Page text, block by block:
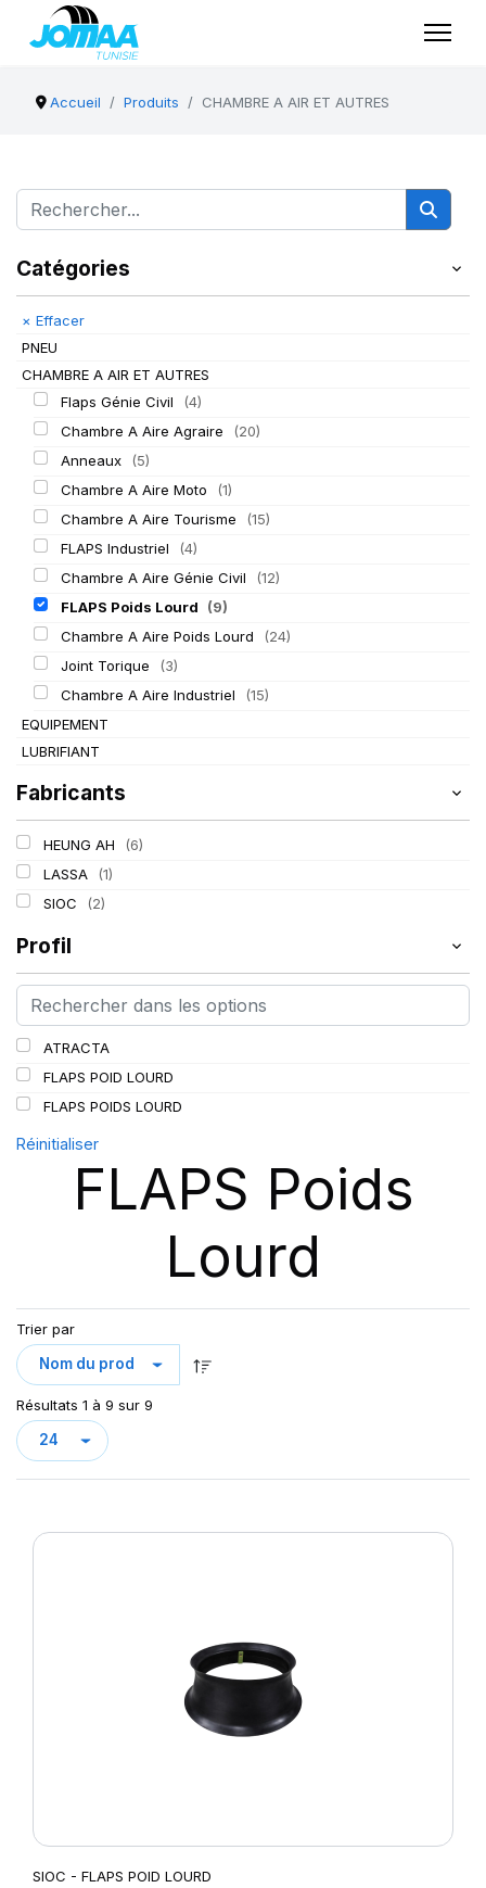
Accueil Produits CHAMBRE A AIR ET AUTRES
Catégories
× Effacer
PNEU
CHAMBRE A AIR ET AUTRES
Flaps Génie Civil
(4)
Chambre A Aire Agraire
(20)
Anneaux
(5)
Chambre A Aire Moto
(1)
Chambre A Aire Tourisme
(15)
FLAPS Industriel
(4)
Chambre A Aire Génie Civil
(12)
FLAPS Poids Lourd
(9)
Chambre A Aire Poids Lourd
(24)
Joint Torique
(3)
Chambre A Aire Industriel
(15)
EQUIPEMENT
LUBRIFIANT
Fabricants
HEUNG AH
(6)
LASSA
(1)
SIOC
(2)
Profil
ATRACTA
FLAPS POID LOURD
FLAPS POIDS LOURD
Réinitialiser
FLAPS Poids
Lourd
Trier par
Résultats 1 à 9 sur 9
SIOC - FLAPS POID LOURD